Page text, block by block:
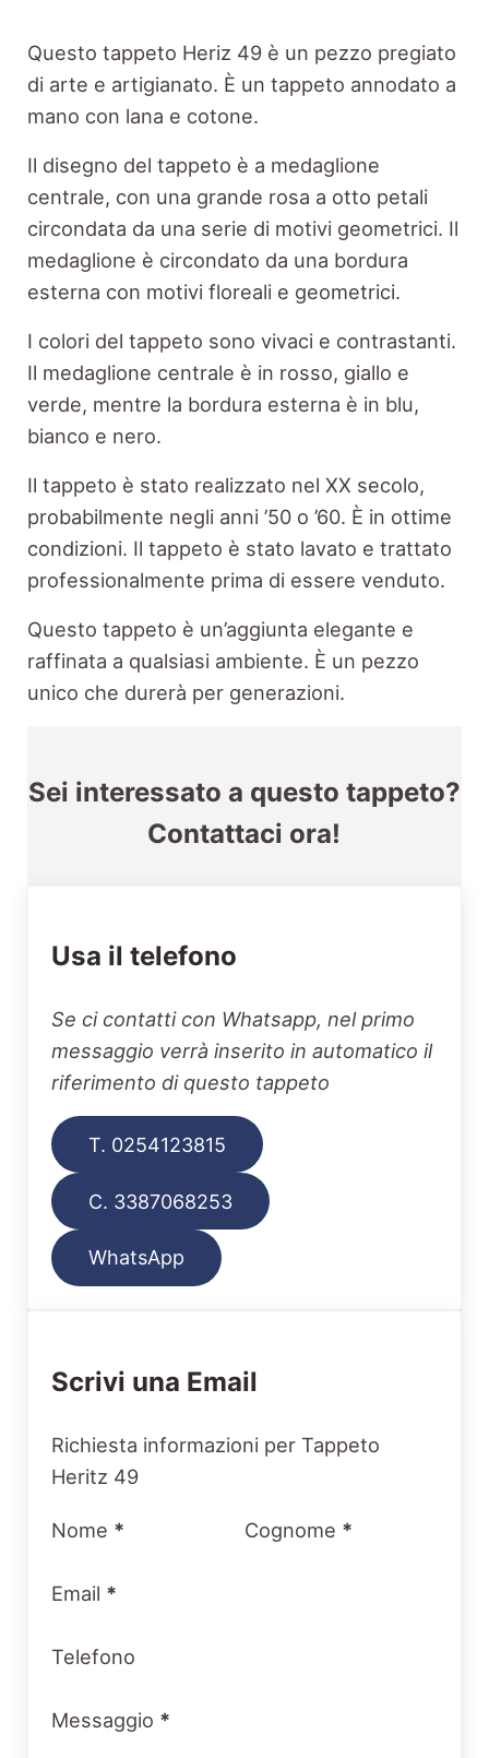
Questo tappeto Heriz 49 è un pezzo pregiato
di arte e artigianato. È un tappeto annodato a
mano con lana e cotone.
Il disegno del tappeto è a medaglione
centrale, con una grande rosa a otto petali
circondata da una serie di motivi geometrici. Il
medaglione è circondato da una bordura
esterna con motivi floreali e geometrici.
I colori del tappeto sono vivaci e contrastanti.
Il medaglione centrale è in rosso, giallo e
verde, mentre la bordura esterna è in blu,
bianco e nero.
Il tappeto è stato realizzato nel XX secolo,
probabilmente negli anni ’50 o ’60. È in ottime
condizioni. Il tappeto è stato lavato e trattato
professionalmente prima di essere venduto.
Questo tappeto è un’aggiunta elegante e
raffinata a qualsiasi ambiente. È un pezzo
unico che durerà per generazioni.
Sei interessato a questo tappeto?
Contattaci ora!
Usa il telefono
Se ci contatti con Whatsapp, nel primo
messaggio verrà inserito in automatico il
riferimento di questo tappeto
T. 0254123815
C. 3387068253
WhatsApp
Scrivi una Email
Section
Richiesta informazioni per Tappeto
Heritz 49
Nome * Cognome *
Email *
Telefono
Messaggio *